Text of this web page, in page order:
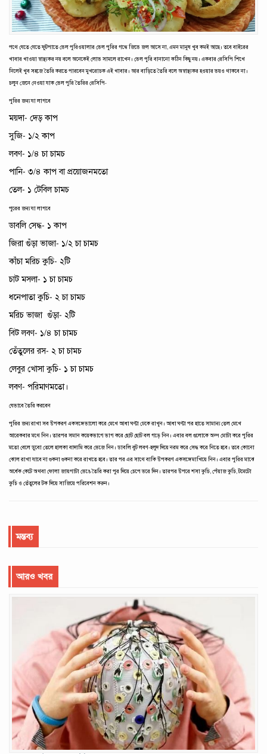
পথে যেতে যেতে ফুটপাতে ভেল পুরিওয়ালার ভেল পুরির গন্ধে জিভে জল আসে না, এমন মানুষ খুব কমই আছে। তবে বাইরের
খাবার খাওয়া স্বাস্থ্যকর নয় বলে অনেকেই লোভ সামলে রাখেন। ভেল পুরি বানানো কঠিন কিছু নয়। একবার রেসিপি শিখে
নিলেই খুব সহজে তৈরি করতে পারবেন মুখরোচক এই খাবার। আর বাড়িতে তৈরি বলে অস্বাস্থ্যকর হওয়ার ভয়ও থাকবে না।
চলুন জেনে নেওয়া যাক ভেল পুরি তৈরির রেসিপি-
পুরির জন্য যা লাগবে
ময়দা- দেড় কাপ
সুজি- ১/২ কাপ
লবণ- ১/৪ চা চামচ
পানি- ৩/৪ কাপ বা প্রয়োজনমতো
তেল- ১ টেবিল চামচ
পুরের জন্য যা লাগবে
ডাবলি সেদ্ধ- ১ কাপ
জিরা গুঁড়া ভাজা- ১/২ চা চামচ
কাঁচা মরিচ কুচি- ২টি
চাট মসলা- ১ চা চামচ
ধনেপাতা কুচি- ২ চা চামচ
মরিচ ভাজা গুঁড়া- ২টি
বিট লবণ- ১/৪ চা চামচ
তেঁতুলের রস- ২ চা চামচ
লেবুর খোসা কুচি- ১ চা চামচ
লবণ- পরিমাণমতো।
যেভাবে তৈরি করবেন
পুরির জন্য রাখা সব উপকরণ একসঙ্গে ভালো করে মেখে আধা ঘণ্টা ঢেকে রাখুন। আধা ঘণ্টা পর হাতে সামান্য তেল মেখে
আরেকবার মথে নিন। তারপর সমান কয়েকভাগে ভাগ করে ছোট ছোট বল গড়ে নিন। এবার বল গুলোকে অল্প মোটা করে পুরির
মতো বেলে ডুবো তেলে হালকা বাদামি করে ভেজে নিন। ডাবলি বুট লবণ-হলুদ দিয়ে নরম করে সেদ্ধ করে নিতে হবে। তবে কোনো
ঝোল রাখা যাবে না শুকনা শুকনা করে রাখতে হবে। তার পর এর সাথে বাকি উপকরণ একসঙ্গে মাখিয়ে নিন। এবার পুরির মাঝে
অর্ধেক কেটে অথবা ফোলা জায়গাটা ভেঙে তৈরি করা পুর দিয়ে চেপে ভরে দিন। তারপর উপরে শসা কুচি, পেঁয়াজ কুচি, টমেটো
কুচি ও তেঁতুলের টক দিয়ে সাজিয়ে পরিবেশন করুন।
মন্তব্য
আরও খবর